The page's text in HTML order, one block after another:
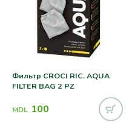
Фильтр CROCI RIC. AQUA
FILTER BAG 2 PZ
MDL 100